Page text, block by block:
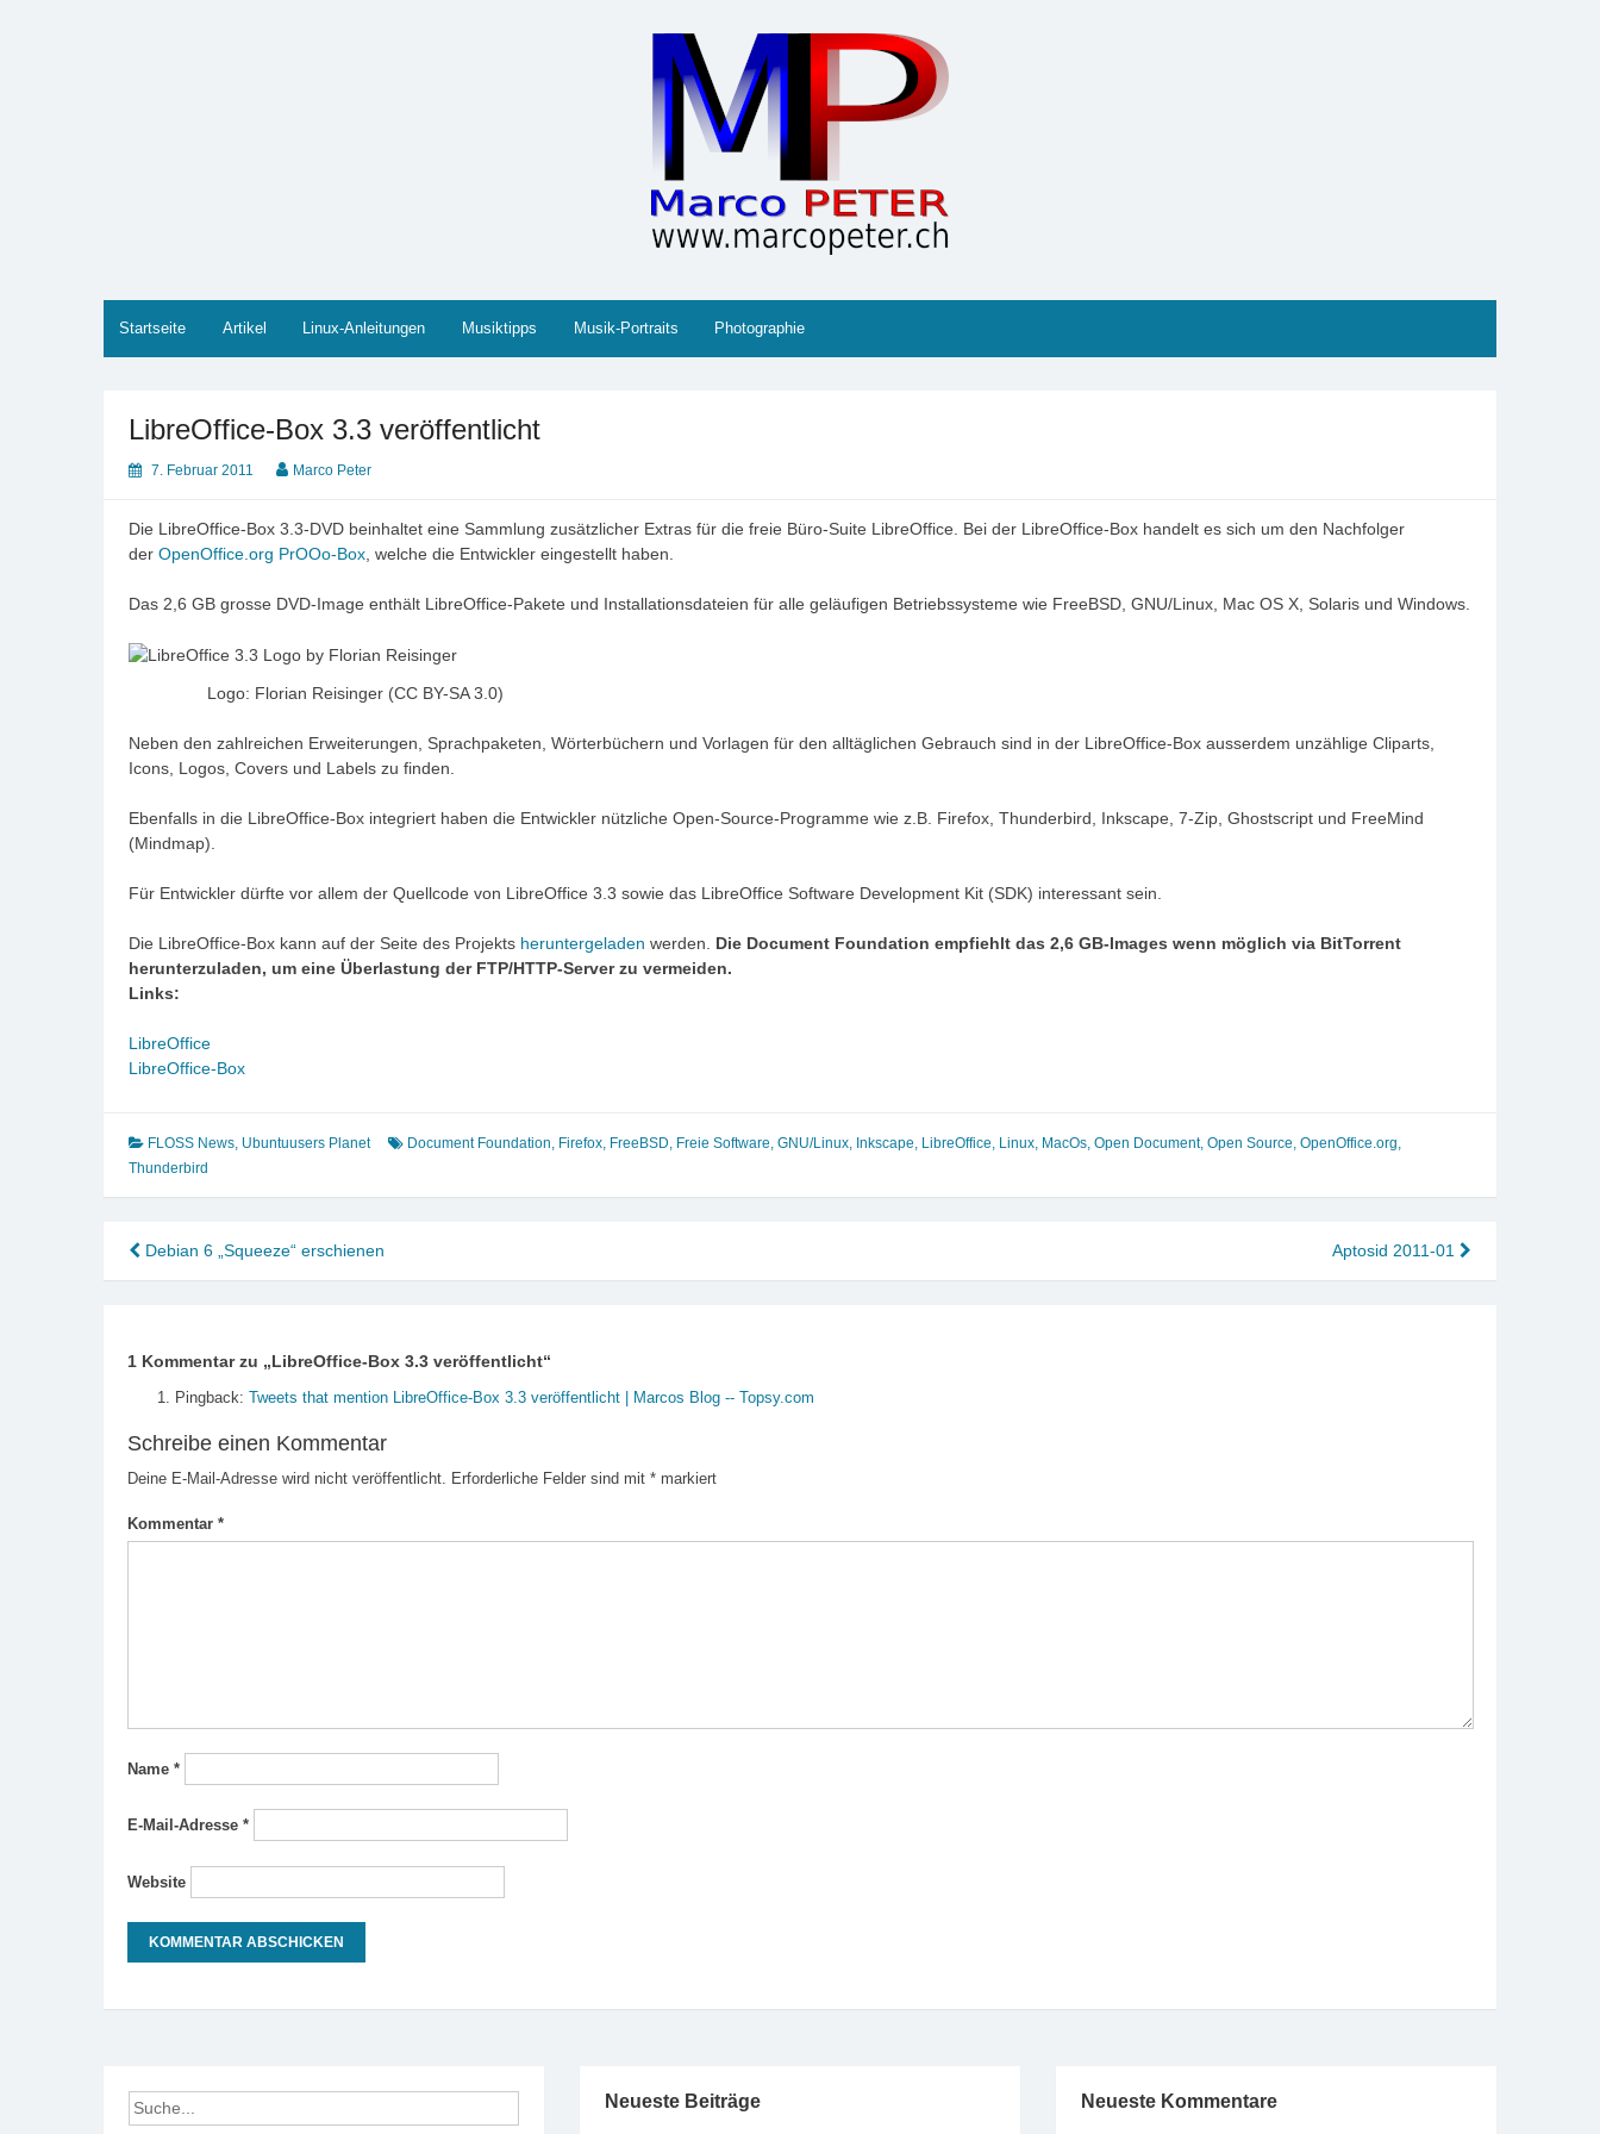
Startseite Artikel Linux-Anleitungen Musiktipps Musik-Portraits Photographie
LibreOffice-Box 3.3 veröffentlicht
7. Februar 2011 Marco Peter
Die LibreOffice-Box 3.3-DVD beinhaltet eine Sammlung zusätzlicher Extras für die freie Büro-Suite LibreOffice. Bei der LibreOffice-Box handelt es sich um den Nachfolger
der OpenOffice.org PrOOo-Box , welche die Entwickler eingestellt haben.
Das 2,6 GB grosse DVD-Image enthält LibreOffice-Pakete und Installationsdateien für alle geläufigen Betriebssysteme wie FreeBSD, GNU/Linux, Mac OS X, Solaris und Windows.
Logo: Florian Reisinger (CC BY-SA 3.0)
Neben den zahlreichen Erweiterungen, Sprachpaketen, Wörterbüchern und Vorlagen für den alltäglichen Gebrauch sind in der LibreOffice-Box ausserdem unzählige Cliparts,
Icons, Logos, Covers und Labels zu finden.
Ebenfalls in die LibreOffice-Box integriert haben die Entwickler nützliche Open-Source-Programme wie z.B. Firefox, Thunderbird, Inkscape, 7-Zip, Ghostscript und FreeMind
(Mindmap).
Für Entwickler dürfte vor allem der Quellcode von LibreOffice 3.3 sowie das LibreOffice Software Development Kit (SDK) interessant sein.
Die LibreOffice-Box kann auf der Seite des Projekts heruntergeladen werden. Die Document Foundation empfiehlt das 2,6 GB-Images wenn möglich via BitTorrent
herunterzuladen, um eine Überlastung der FTP/HTTP-Server zu vermeiden.
Links:
LibreOffice
LibreOffice-Box
FLOSS News, Ubuntuusers Planet Document Foundation, Firefox, FreeBSD, Freie Software, GNU/Linux, Inkscape, LibreOffice, Linux, MacOs, Open Document, Open Source, OpenOffice.org,
Thunderbird
Beitragsnavigation
Debian 6 „Squeeze“ erschienen Aptosid 2011-01
1 Kommentar zu „LibreOffice-Box 3.3 veröffentlicht“
Pingback: Tweets that mention LibreOffice-Box 3.3 veröffentlicht | Marcos Blog -- Topsy.com
Schreibe einen Kommentar
Deine E-Mail-Adresse wird nicht veröffentlicht. Erforderliche Felder sind mit *markiert
Kommentar *
Name *
E-Mail-Adresse *
Website
Neueste Beiträge Neueste Kommentare